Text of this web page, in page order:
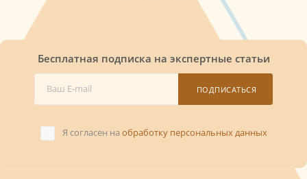
Бесплатная подписка на экспертные статьи
ПОДПИСАТЬСЯ
Я согласен на обработку персональных данных